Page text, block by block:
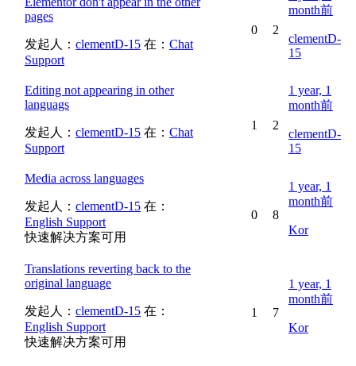
pages
发起人： clementD-15 在： Chat
Support
0 2
month前
clementD-
15
Editing not appearing in other
languags
发起人： clementD-15 在： Chat
Support
1 2
1 year, 1
month前
clementD-
15
Media across languages
发起人： clementD-15 在：
English Support
快速解决方案可用
0 8
1 year, 1
month前
Kor
Translations reverting back to the
original language
发起人： clementD-15 在：
English Support
快速解决方案可用
1 7
1 year, 1
month前
Kor